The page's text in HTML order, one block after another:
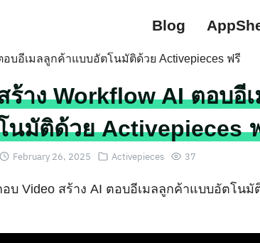
Blog
าง Workflow AI ตอบอี
นมัติด้วย Activepieces
February 26, 2025 Activepieces 37
บ Video สร้าง AI ตอบอีเมลลูกค้าแบบอัตโนมั